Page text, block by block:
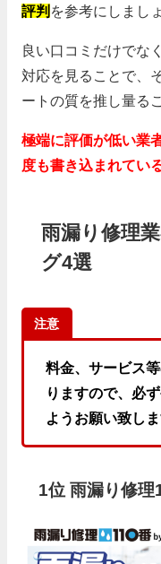
評判 を参考にしまし
良い口コミだけでな
対応を見ることで、
ートの質を推し量る
極端に評価が低い業
度も書き込まれてい
雨漏り修理
グ4選
注意
料金、サービス
りますので、必
ようお願い致しま
1位 雨漏り修理